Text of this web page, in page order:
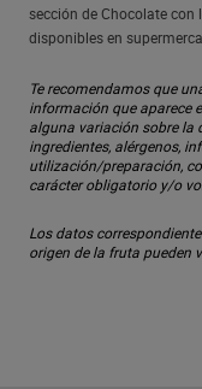
sección de Chocolate con
disponibles en
Te recomendamos que
información que aparece
alguna variación sobre la
ingredientes, alérgenos,
utilización/preparación,
carácter obligatorio y/o
Los datos
origen de la fruta pueden